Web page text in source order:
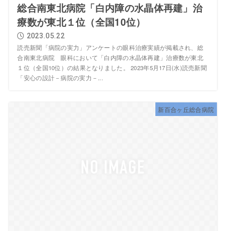
総合南東北病院「白内障の水晶体再建」治
療数が東北１位（全国10位）
2023.05.22
読売新聞「病院の実力」アンケートの眼科治療実績が掲載され、総
合南東北病院 眼科において「白内障の水晶体再建」治療数が東北
１位（全国10位）の結果となりました。 2023年5月17日(水)読売新聞
「安心の設計－病院の実力－...
新百合ヶ丘総合病院